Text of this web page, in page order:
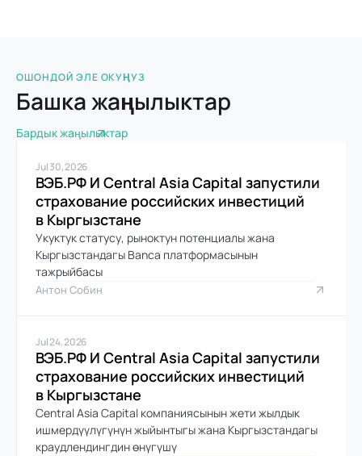
ОШОНДОЙ ЭЛЕ ОКУҢУЗ
Башка жаңылыктар
Бардык жаңылыктар
Jul 30, 2026
ВЭБ.РФ И Central Asia Capital запустили
страхование российских инвестиций
в Кыргызстане
Укуктук статусу, рыноктун потенциалы жана
Кыргызстандагы Banca платформасынын
тажрыйбасы
Антон Собин
Jul 24, 2026
ВЭБ.РФ И Central Asia Capital запустили
страхование российских инвестиций
в Кыргызстане
Central Asia Capital компаниясынын жети жылдык
ишмердүүлүгүнүн жыйынтыгы жана Кыргызстандагы
краудлендингдин өнүгүшү